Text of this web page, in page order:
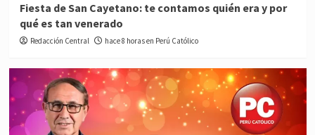
Fiesta de San Cayetano: te contamos quién era y por
qué es tan venerado
Redacción Central hace 8 horas en Perú Católico